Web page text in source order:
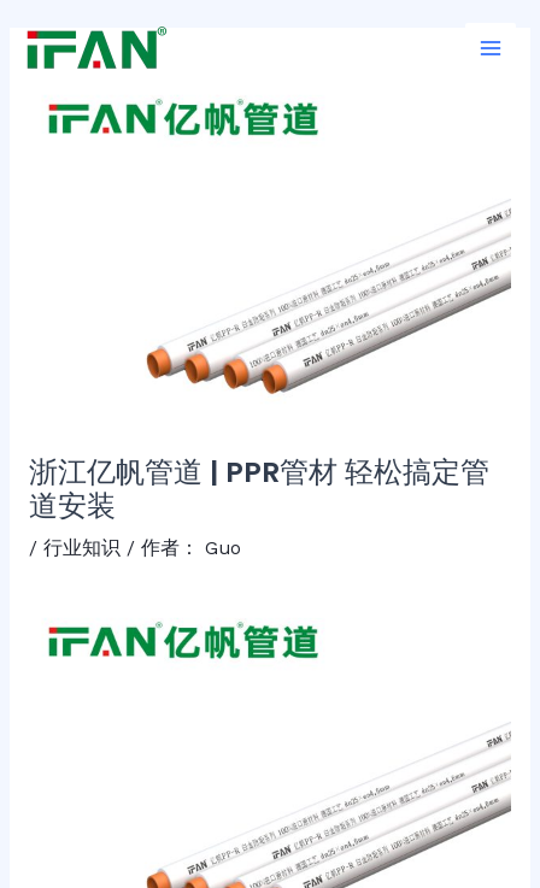
浙江亿帆管道 | PPR管材 轻松搞定管
道安装
/ 行业知识 / 作者： Guo
navigation